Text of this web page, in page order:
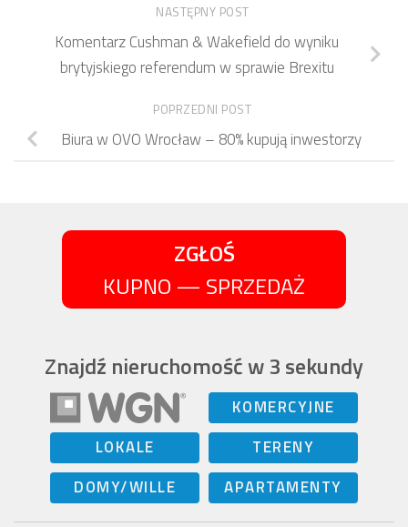
NASTĘPNY POST
Komentarz Cushman & Wakefield do wyniku
brytyjskiego referendum w sprawie Brexitu
POPRZEDNI POST
Biura w OVO Wrocław – 80% kupują inwestorzy
ZGŁOŚ
KUPNO — SPRZEDAŻ
Znajdź nieruchomość w 3 sekundy
KOMERCYJNE
LOKALE
TERENY
DOMY/WILLE
APARTAMENTY